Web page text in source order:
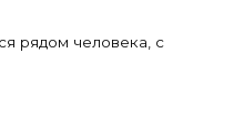
рядом человека, с